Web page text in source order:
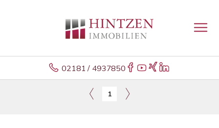
02181 / 4937850
1